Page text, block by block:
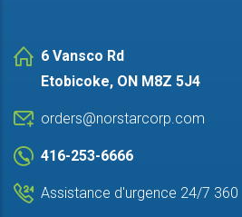
6 Vansco Rd
Etobicoke, ON M8Z 5J4
orders@norstarcorp.com
416-253-6666
Assistance d'urgence 24/7 360